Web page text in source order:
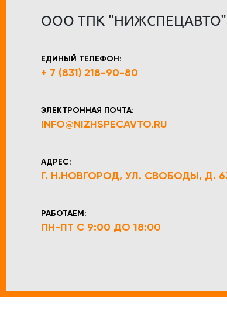
ООО ТПК "НИЖСПЕЦАВТО"
ЕДИНЫЙ ТЕЛЕФОН:
+ 7 (831) 218-90-80
ЭЛЕКТРОННАЯ ПОЧТА:
INFO@NIZHSPECAVTO.RU
АДРЕС:
Г. Н.НОВГОРОД, УЛ. СВОБОДЫ, Д.
РАБОТАЕМ:
ПН-ПТ С 9:00 ДО 18:00